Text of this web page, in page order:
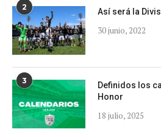
2 Así será la
30 junio, 2022
3
Definidos los
Honor
18 julio, 2025